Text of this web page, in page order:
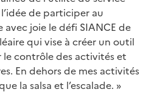
de participer au
avec joie le défi SIANCE de
qui vise à créer un outil
contrôle des activités et
En dehors de mes activités
la salsa et l’escalade. »